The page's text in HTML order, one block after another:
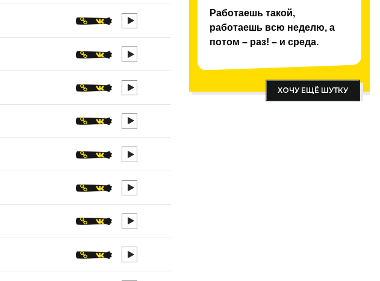
Работаешь такой,
работаешь всю неделю, а
потом – раз! – и среда.
ХОЧУ ЕЩЁ ШУТКУ